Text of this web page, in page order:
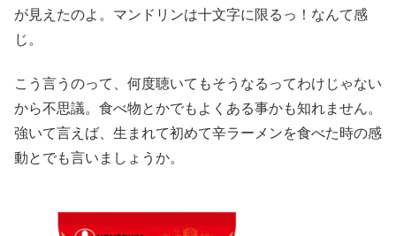
が見えたのよ。マンドリンは十文字に限るっ！なんて感
じ。
こう言うのって、何度聴いてもそうなるってわけじゃない
から不思議。食べ物とかでもよくある事かも知れません。
強いて言えば、生まれて初めて辛ラーメンを食べた時の感
動とでも言いましょうか。